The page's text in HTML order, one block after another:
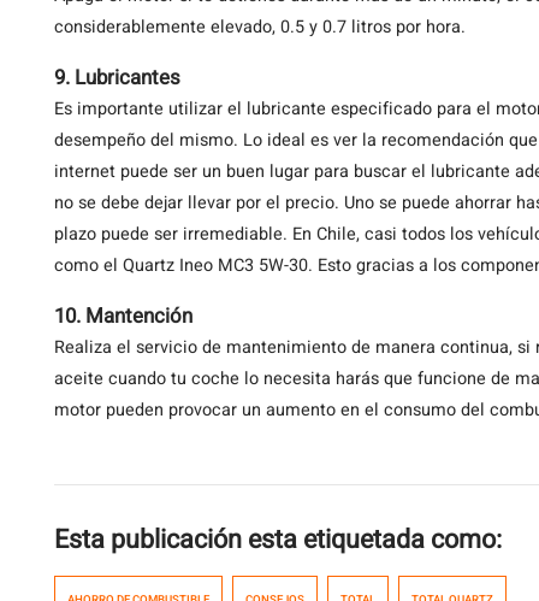
considerablemente elevado, 0.5 y 0.7 litros por hora.
9. Lubricantes
Es importante utilizar el lubricante especificado para el
desempeño del mismo. Lo ideal es ver la recomendación
internet puede ser un buen lugar para buscar el lubricante
no se debe dejar llevar por el precio. Uno se puede ahorrar
plazo puede ser irremediable. En Chile, casi todos los
como el Quartz Ineo MC3 5W-30. Esto gracias a los
10. Mantención
Realiza el servicio de mantenimiento de manera continua,
aceite cuando tu coche lo necesita harás que funcione de
motor pueden provocar un aumento en el consumo del
Esta publicación esta etiquetada como: